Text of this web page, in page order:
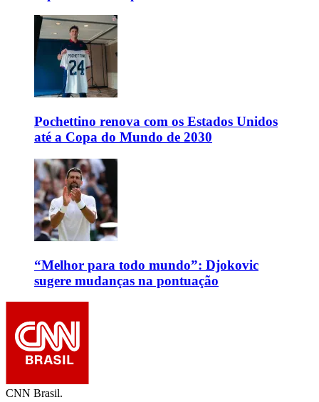
Pochettino renova com os Estados Unidos
até a Copa do Mundo de 2030
“Melhor para todo mundo”: Djokovic
sugere mudanças na pontuação
CNN Brasil.